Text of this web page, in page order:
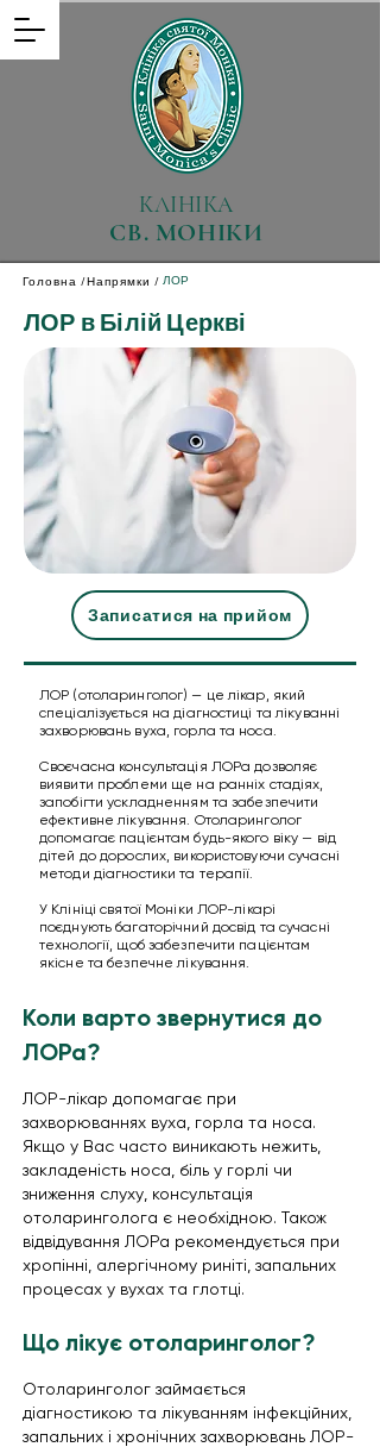
КЛІНІКА
СВ. МОНІКИ
Головна / Напрямки / ЛОР
ЛОР в Білій Церкві
Записатися на прийом
ЛОР (отоларинголог) — це лікар, який
спеціалізується на діагностиці та лікуванні
захворювань вуха, горла та носа.
Своєчасна консультація ЛОРа дозволяє
виявити проблеми ще на ранніх стадіях,
запобігти ускладненням та забезпечити
ефективне лікування. Отоларинголог
допомагає пацієнтам будь-якого віку — від
дітей до дорослих, використовуючи сучасні
методи діагностики та терапії.
​У Клініці святої Моніки ЛОР-лікарі
поєднують багаторічний досвід та сучасні
технології, щоб забезпечити пацієнтам
якісне та безпечне лікування.
Коли варто звернутися до
ЛОРа?
ЛОР-лікар допомагає при
захворюваннях вуха, горла та носа.
Якщо у Вас часто виникають нежить,
закладеність носа, біль у горлі чи
зниження слуху, консультація
отоларинголога є необхідною. Також
відвідування ЛОРа рекомендується при
хропінні, алергічному риніті, запальних
процесах у вухах та глотці.
Що лікує отоларинголог?
Отоларинголог займається
діагностикою та лікуванням інфекційних,
запальних і хронічних захворювань ЛОР-